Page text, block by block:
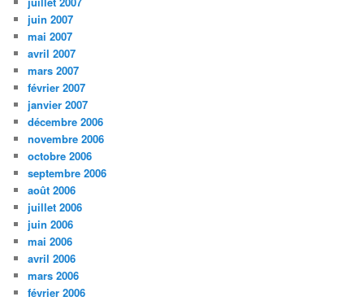
juin 2007
mai 2007
avril 2007
mars 2007
février 2007
janvier 2007
décembre 2006
novembre 2006
octobre 2006
septembre 2006
août 2006
juillet 2006
juin 2006
mai 2006
avril 2006
mars 2006
février 2006